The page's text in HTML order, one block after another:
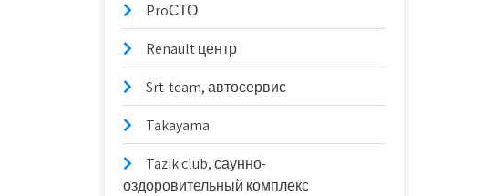
ProСТО
Renault центр
Srt-team, автосервис
Takayama
Tazik club, саунно-
оздоровительный комплекс